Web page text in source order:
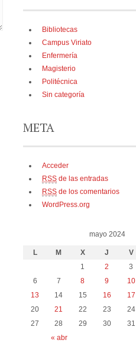
Bibliotecas
Campus Viriato
Enfermería
Magisterio
Politécnica
Sin categoría
META
Acceder
RSS de las entradas
RSS de los comentarios
WordPress.org
mayo 2024
L M X J V
« abr
1 2 3
6
7 8 9 10
13
14 15 16 17
20
21 22 23 24
27
28 29 30 31